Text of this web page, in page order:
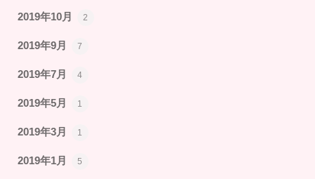
2019年10月 2
2019年9月 7
2019年7月 4
2019年5月 1
2019年3月 1
2019年1月 5